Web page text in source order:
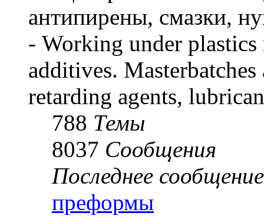
антипирены, смазки,
- Working under
additives.
retarding agents,
788 Темы
8037 Сообщения
Последнее сообщение
преформы